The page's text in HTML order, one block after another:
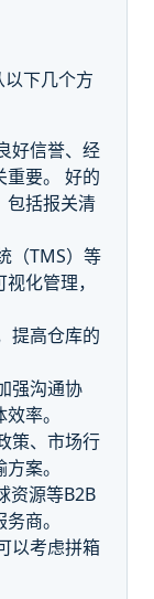
下几个方
好信誉、经
重要。 好的
包括报关清
（TMS）等
化管理，
提高仓库的
强沟通协
率。
策、市场行
案。
资源等B2B
商。
以考虑拼箱